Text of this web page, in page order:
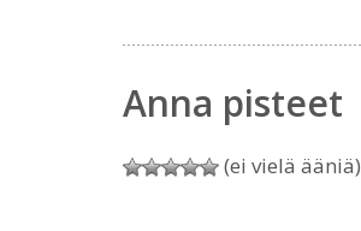
Anna pisteet
(ei vielä ääniä)